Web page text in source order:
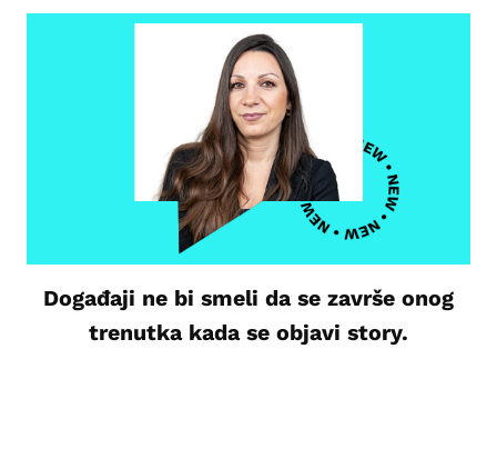
Događaji ne bi smeli da se završe onog
trenutka kada se objavi story.